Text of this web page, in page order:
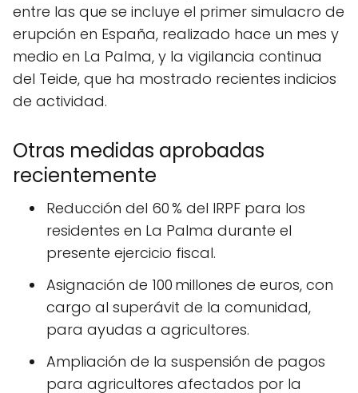
entre las que se incluye el primer simulacro de
erupción en España, realizado hace un mes y
medio en La Palma, y la vigilancia continua
del Teide, que ha mostrado recientes indicios
de actividad.
Otras medidas aprobadas
recientemente
Reducción del 60 % del IRPF para los
residentes en La Palma durante el
presente ejercicio fiscal.
Asignación de 100 millones de euros, con
cargo al superávit de la comunidad,
para ayudas a agricultores.
Ampliación de la suspensión de pagos
para agricultores afectados por la